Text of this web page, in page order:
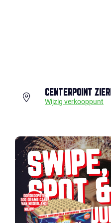
CENTERPOINT
Wijzig verkooppunt
SWIPE,
SPOT
JOUW